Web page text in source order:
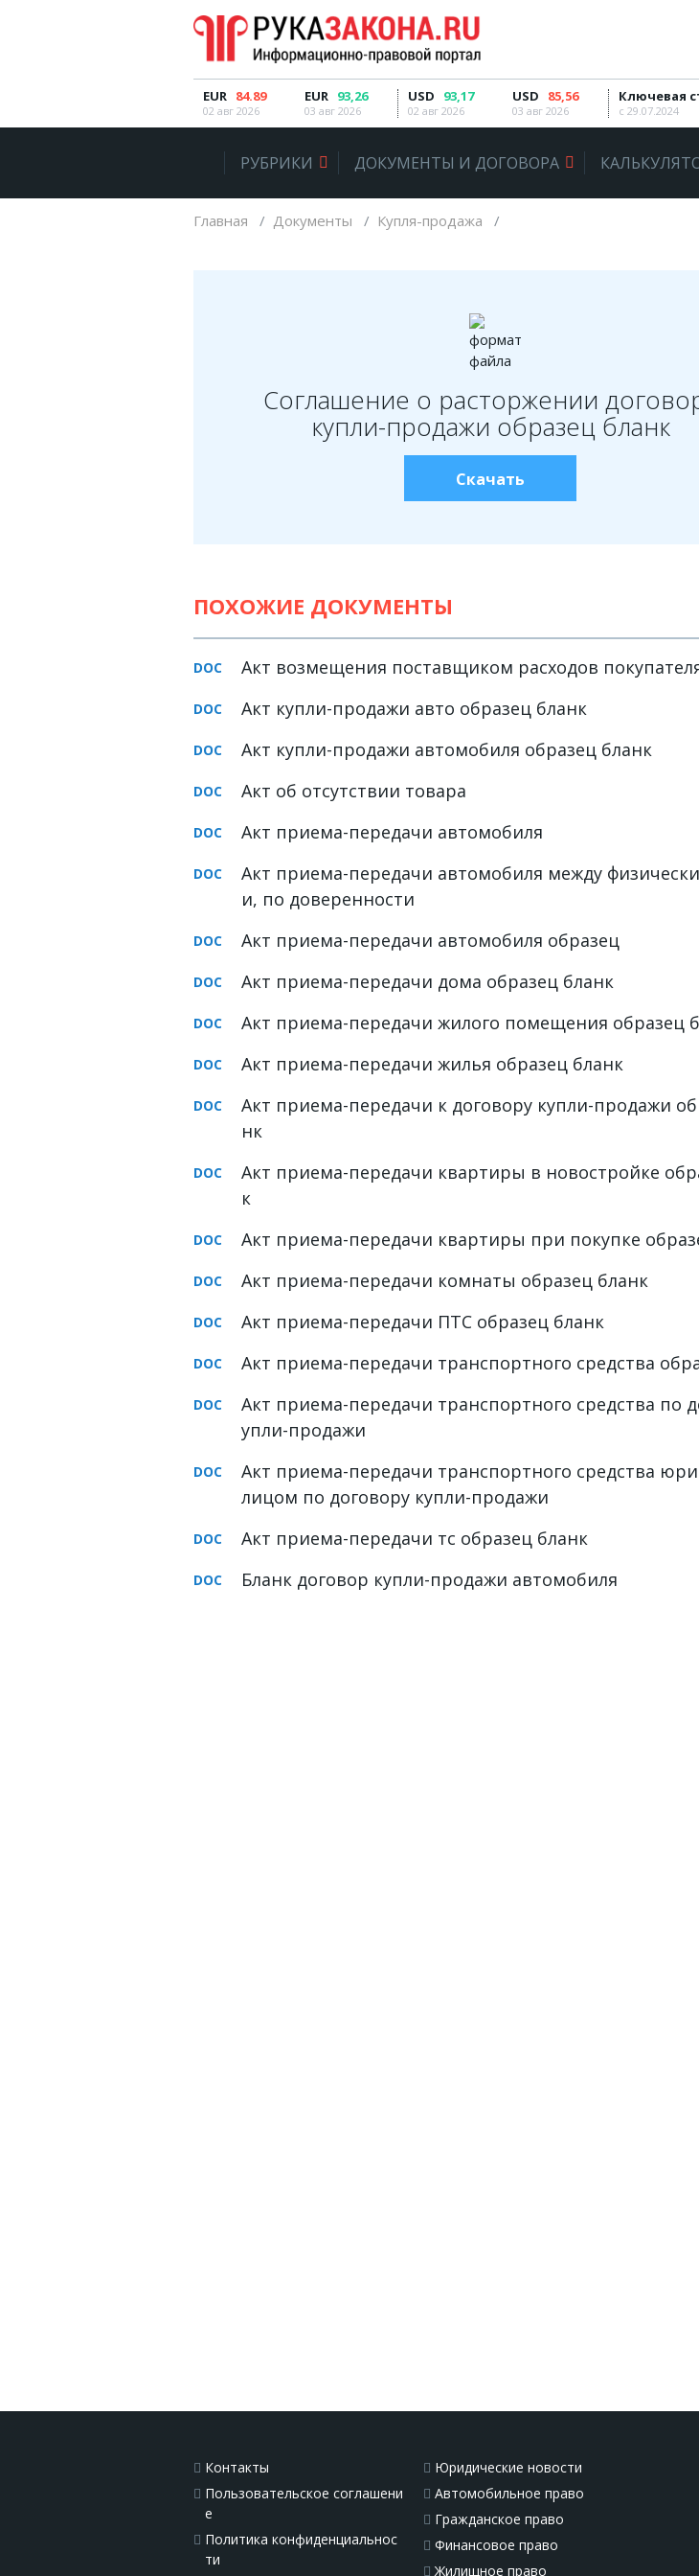
EUR 84.89
02 авг 2026
EUR 93,26
03 авг 2026
USD 93,17
02 авг 2026
USD 85,56
03 авг 2026
Ключевая
с 29.07.2024
РУБРИКИ ДОКУМЕНТЫ И ДОГОВОРА
Главная Документы Купля-продажа
Соглашение о расторжении
купли-продажи образец бланк
Скачать
ПОХОЖИЕ ДОКУМЕНТЫ
Акт возмещения поставщиком расходов
Акт купли-продажи авто образец бланк
Акт купли-продажи автомобиля образец бланк
Акт об отсутствии товара
Акт приема-передачи автомобиля
Акт приема-передачи автомобиля между
и, по доверенности
Акт приема-передачи автомобиля образец
Акт приема-передачи дома образец бланк
Акт приема-передачи жилого помещения образец
Акт приема-передачи жилья образец бланк
Акт приема-передачи к договору купли-продажи
нк
Акт приема-передачи квартиры в новостройке
к
Акт приема-передачи квартиры при покупке
Акт приема-передачи комнаты образец бланк
Акт приема-передачи ПТС образец бланк
Акт приема-передачи транспортного средства
Акт приема-передачи транспортного средства по
упли-продажи
Акт приема-передачи транспортного средства
лицом по договору купли-продажи
Акт приема-передачи тс образец бланк
Бланк договор купли-продажи автомобиля
Контакты
Пользовательское соглашени
е
Политика конфиденциальнос
ти
Юридические новости
Автомобильное право
Гражданское право
Финансовое право
Жилищное право
Автомобильное право
Административное право
+7 (800) 511-86-74